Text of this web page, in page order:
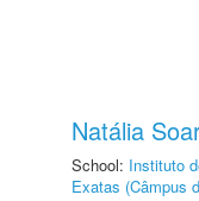
Natália
School: Instituto
Exatas (Câmpus